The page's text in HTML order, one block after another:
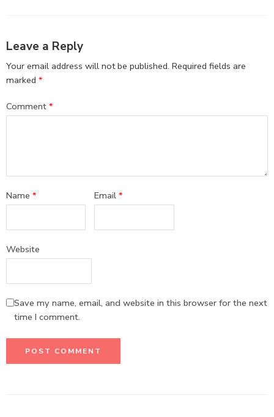
Leave a Reply
Your email address will not be published. Required fields are
marked *
Comment *
Name * Email*
Website
Save my name, email, and website in this browser for the next
time I comment.